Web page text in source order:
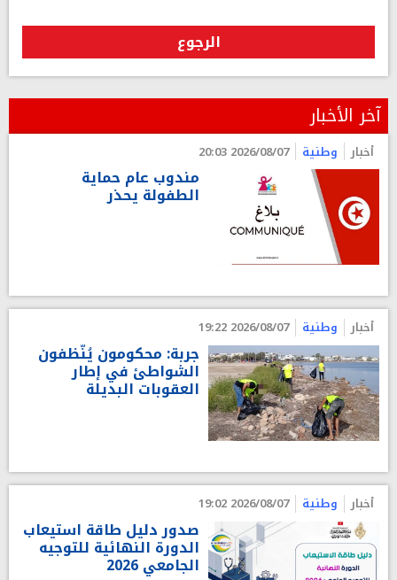
الرجوع
آخر الأخبار
أخبار وطنية 2026/08/07 20:03
مندوب عام حماية
الطفولة يحذر
أخبار وطنية 2026/08/07 19:22
جربة: محكومون يُنّظفون
الشواطئ في إطار
العقوبات البديلة
أخبار وطنية 2026/08/07 19:02
صدور دليل طاقة استيعاب
الدورة النهائية للتوجيه
الجامعي 2026